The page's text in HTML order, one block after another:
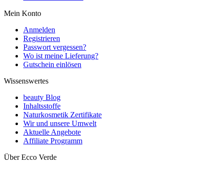
Mein Konto
Anmelden
Registrieren
Passwort vergessen?
Wo ist meine Lieferung?
Gutschein einlösen
Wissenswertes
beauty Blog
Inhaltsstoffe
Naturkosmetik Zertifikate
Wir und unsere Umwelt
Aktuelle Angebote
Affiliate Programm
Über Ecco Verde